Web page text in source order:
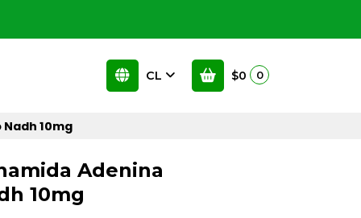
CL $0 0
10mg
Adenina
10mg